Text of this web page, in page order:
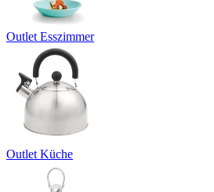
Outlet Esszimmer
Outlet Küche